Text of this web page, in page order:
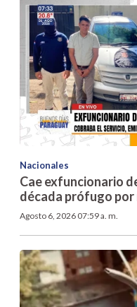
Nacionales
Cae exfuncionario
década prófugo
Agosto 6, 2026 07:59 a. m.